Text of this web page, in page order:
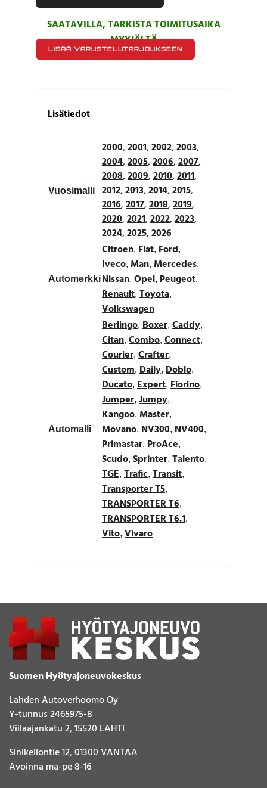
SAATAVILLA, TARKISTA TOIMITUSAIKA
MYYJÄLTÄ
LISÄÄ VARUSTELUTARJOUKSEEN
Lisätiedot
Vuosimalli
2000,2001,2002,2003,
2004,2005,2006,2007,
2008,2009,2010,2011,
2012,2013,2014,2015,
2016,2017,2018,2019,
2020,2021,2022,2023,
2024,2025,2026
Automerkki
Citroen, Fiat, Ford,
Iveco, Man, Mercedes,
Nissan, Opel, Peugeot,
Renault, Toyota,
Volkswagen
Automalli
Berlingo, Boxer, Caddy,
Citan, Combo, Connect,
Courier, Crafter,
Custom, Daily, Doblo,
Ducato, Expert, Fiorino,
Jumper, Jumpy,
Kangoo, Master,
Movano, NV300, NV400,
Primastar, ProAce,
Scudo, Sprinter, Talento,
TGE, Trafic, Transit,
Transporter T5,
TRANSPORTER T6,
TRANSPORTER T6.1,
Vito, Vivaro
Suomen Hyötyajoneuvokeskus
Lahden Autoverhoomo Oy
Y-tunnus 2465975-8
Viilaajankatu 2, 15520 LAHTI
Sinikellontie 12, 01300 VANTAA
Avoinna ma-pe 8-16